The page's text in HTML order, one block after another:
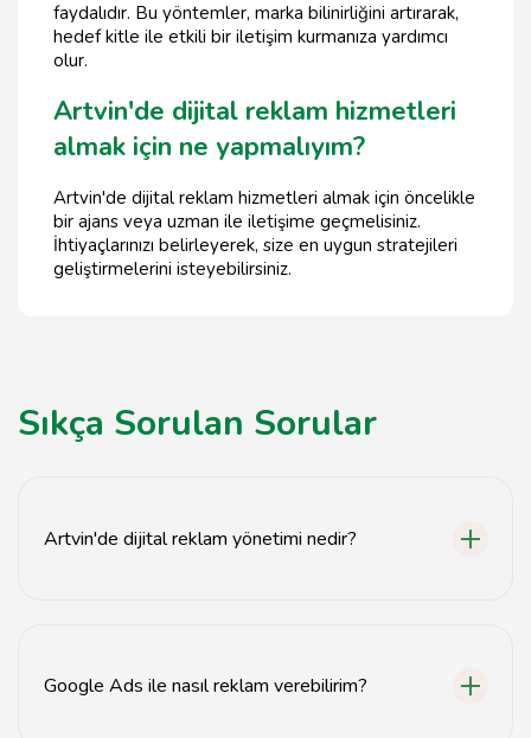
faydalıdır. Bu yöntemler, marka bilinirliğini artırarak,
hedef kitle ile etkili bir iletişim kurmanıza yardımcı
olur.
Artvin'de dijital reklam hizmetleri
almak için ne yapmalıyım?
Artvin'de dijital reklam hizmetleri almak için öncelikle
bir ajans veya uzman ile iletişime geçmelisiniz.
İhtiyaçlarınızı belirleyerek, size en uygun stratejileri
geliştirmelerini isteyebilirsiniz.
Sıkça Sorulan Sorular
Artvin'de dijital reklam yönetimi nedir?
Google Ads ile nasıl reklam verebilirim?